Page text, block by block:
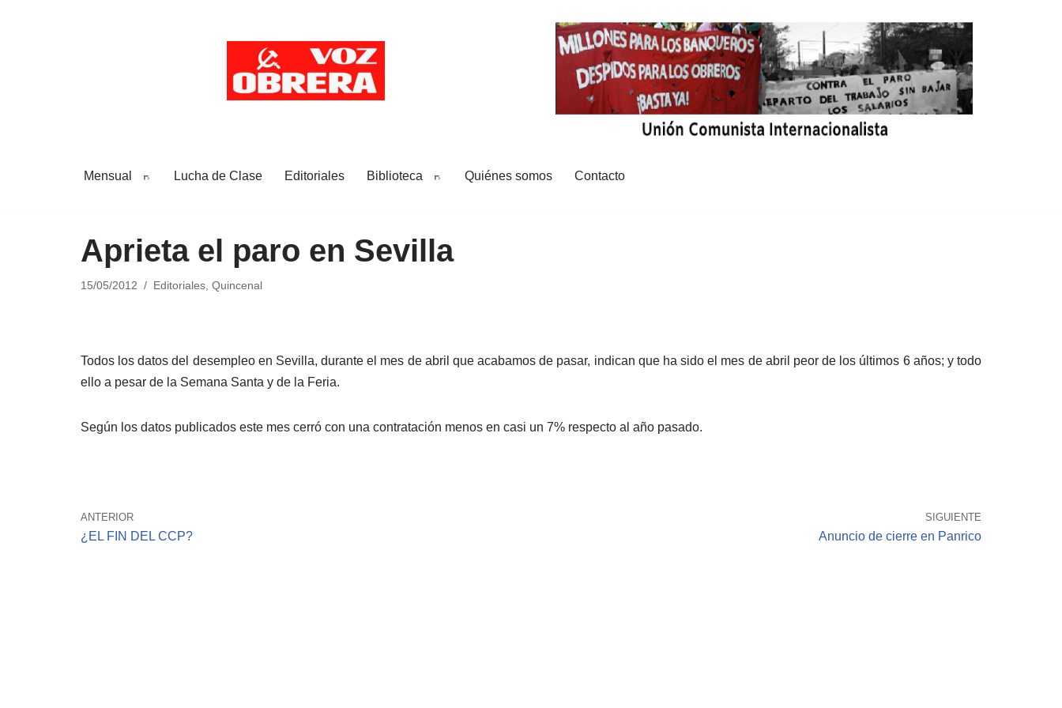
Mensual Lucha de Clase Editoriales Biblioteca Quiénes somos Contacto
Aprieta el paro en Sevilla
15/05/2012 Editoriales Quincenal
Todos los datos del desempleo en Sevilla, durante el mes de abril que acabamos de pasar, indican que ha sido el mes de abril peor de los últimos 6 años; y todo
ello a pesar de la Semana Santa y de la Feria.
Según los datos publicados este mes cerró con una contratación menos en casi un 7% respecto al año pasado.
ANTERIOR
¿EL FIN DEL CCP?
SIGUIENTE
Anuncio de cierre en Panrico